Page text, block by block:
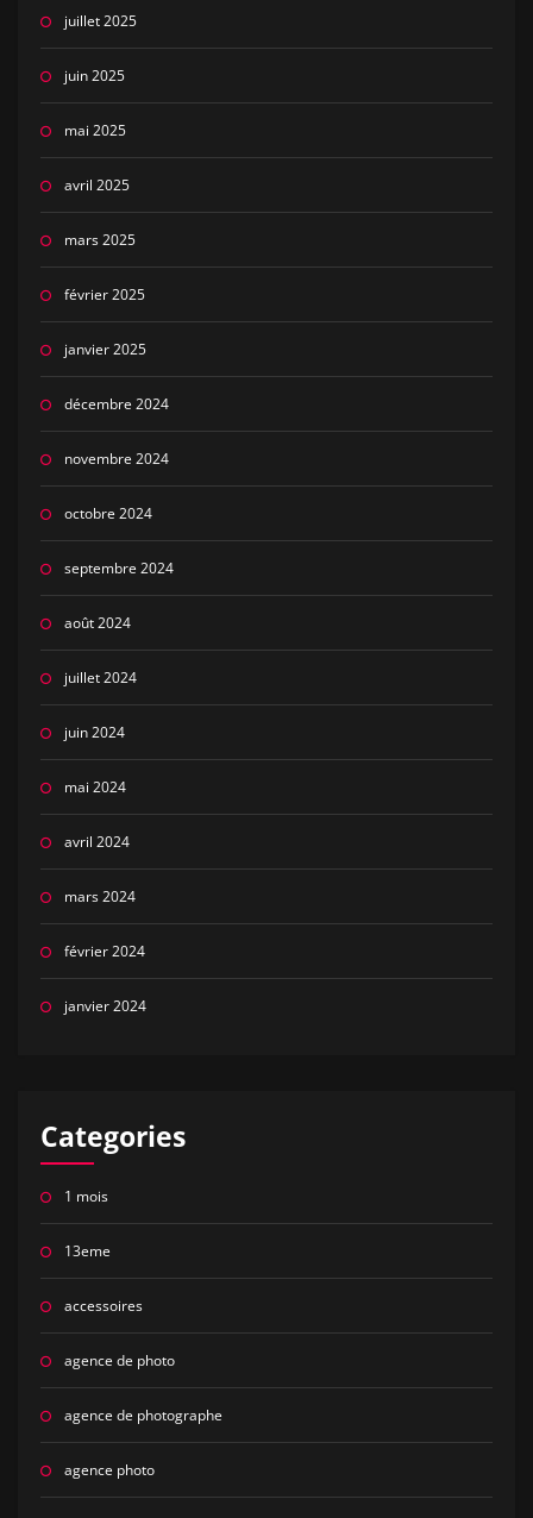
juillet 2025
juin 2025
mai 2025
avril 2025
mars 2025
février 2025
janvier 2025
décembre 2024
novembre 2024
octobre 2024
septembre 2024
août 2024
juillet 2024
juin 2024
mai 2024
avril 2024
mars 2024
février 2024
janvier 2024
Categories
1 mois
13eme
accessoires
agence de photo
agence de photographe
agence photo